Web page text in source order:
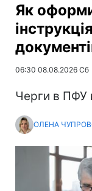
Як
06:30 08.08.2026 Сб
Черги в ПФУ
ОЛЕНА